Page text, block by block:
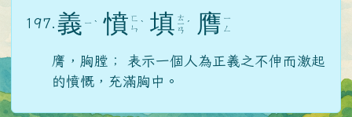
197. 義 ㄧ ˋ 憤 ㄈ
ㄣ ˋ 填 ㄊ
ㄧ
ㄢ
ˊ 膺 ㄧ
ㄥ
膺，胸膛； 表示一個人為正義之不伸而激起
的憤慨，充滿胸中。